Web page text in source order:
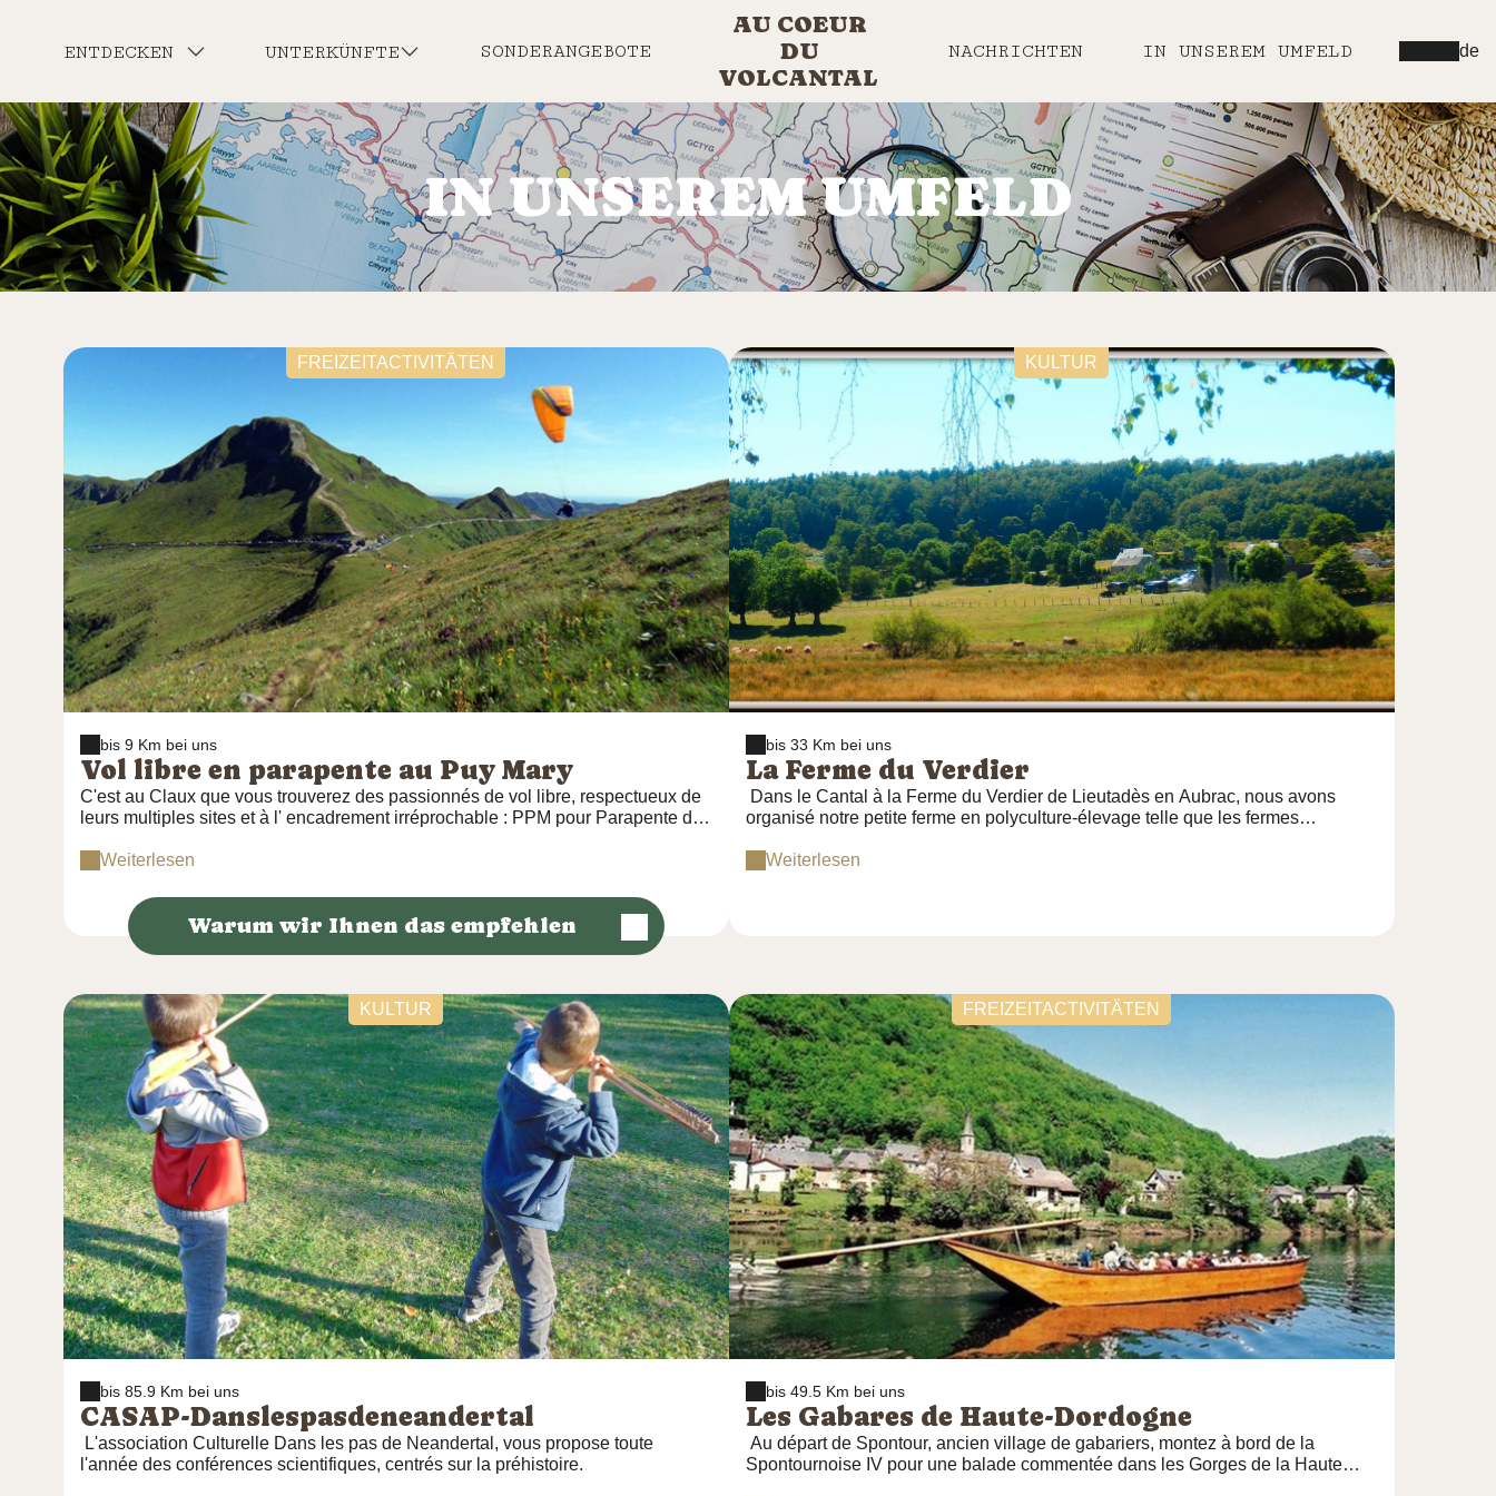
ENTDECKEN UNTERKÜNFTE SONDERANGEBOTE
AU COEUR
DU
VOLCANTAL
NACHRICHTEN IN UNSEREM UMFELD de
IN UNSEREM UMFELD
FREIZEITACTIVITÄTEN
bis 9 Km bei uns
Vol libre en parapente au Puy Mary
C'est au Claux que vous trouverez des passionnés de vol libre, respectueux de
leurs multiples sites et à l' encadrement irréprochable : PPM pour Parapente du
plaisir en toute sécurité.
Weiterlesen
Warum wir Ihnen das empfehlen
KULTUR
bis 33 Km bei uns
La Ferme du Verdier
Dans le Cantal à la Ferme du Verdier de Lieutadès en Aubrac, nous avons
organisé notre petite ferme en polyculture-élevage telle que les fermes
important ou une monoculture sur une grande surface, mais beaucoup de
raisons de sécurité nous souhaitons que les enfants de moins de 12 ans soit
accompagnés d'un adulte Michèle et Bernard
Weiterlesen
KULTUR
bis 85.9 Km bei uns
CASAP-Danslespasdeneandertal
L'association Culturelle Dans les pas de Neandertal, vous propose toute
l'année des conférences scientifiques, centrés sur la préhistoire.
FREIZEITACTIVITÄTEN
bis 49.5 Km bei uns
Les Gabares de Haute-Dordogne
Au départ de Spontour, ancien village de gabariers, montez à bord de la
Spontournoise IV pour une balade commentée dans les Gorges de la Haute